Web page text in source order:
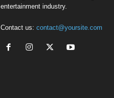
entertainment industry.
Contact us: contact@yoursite.com